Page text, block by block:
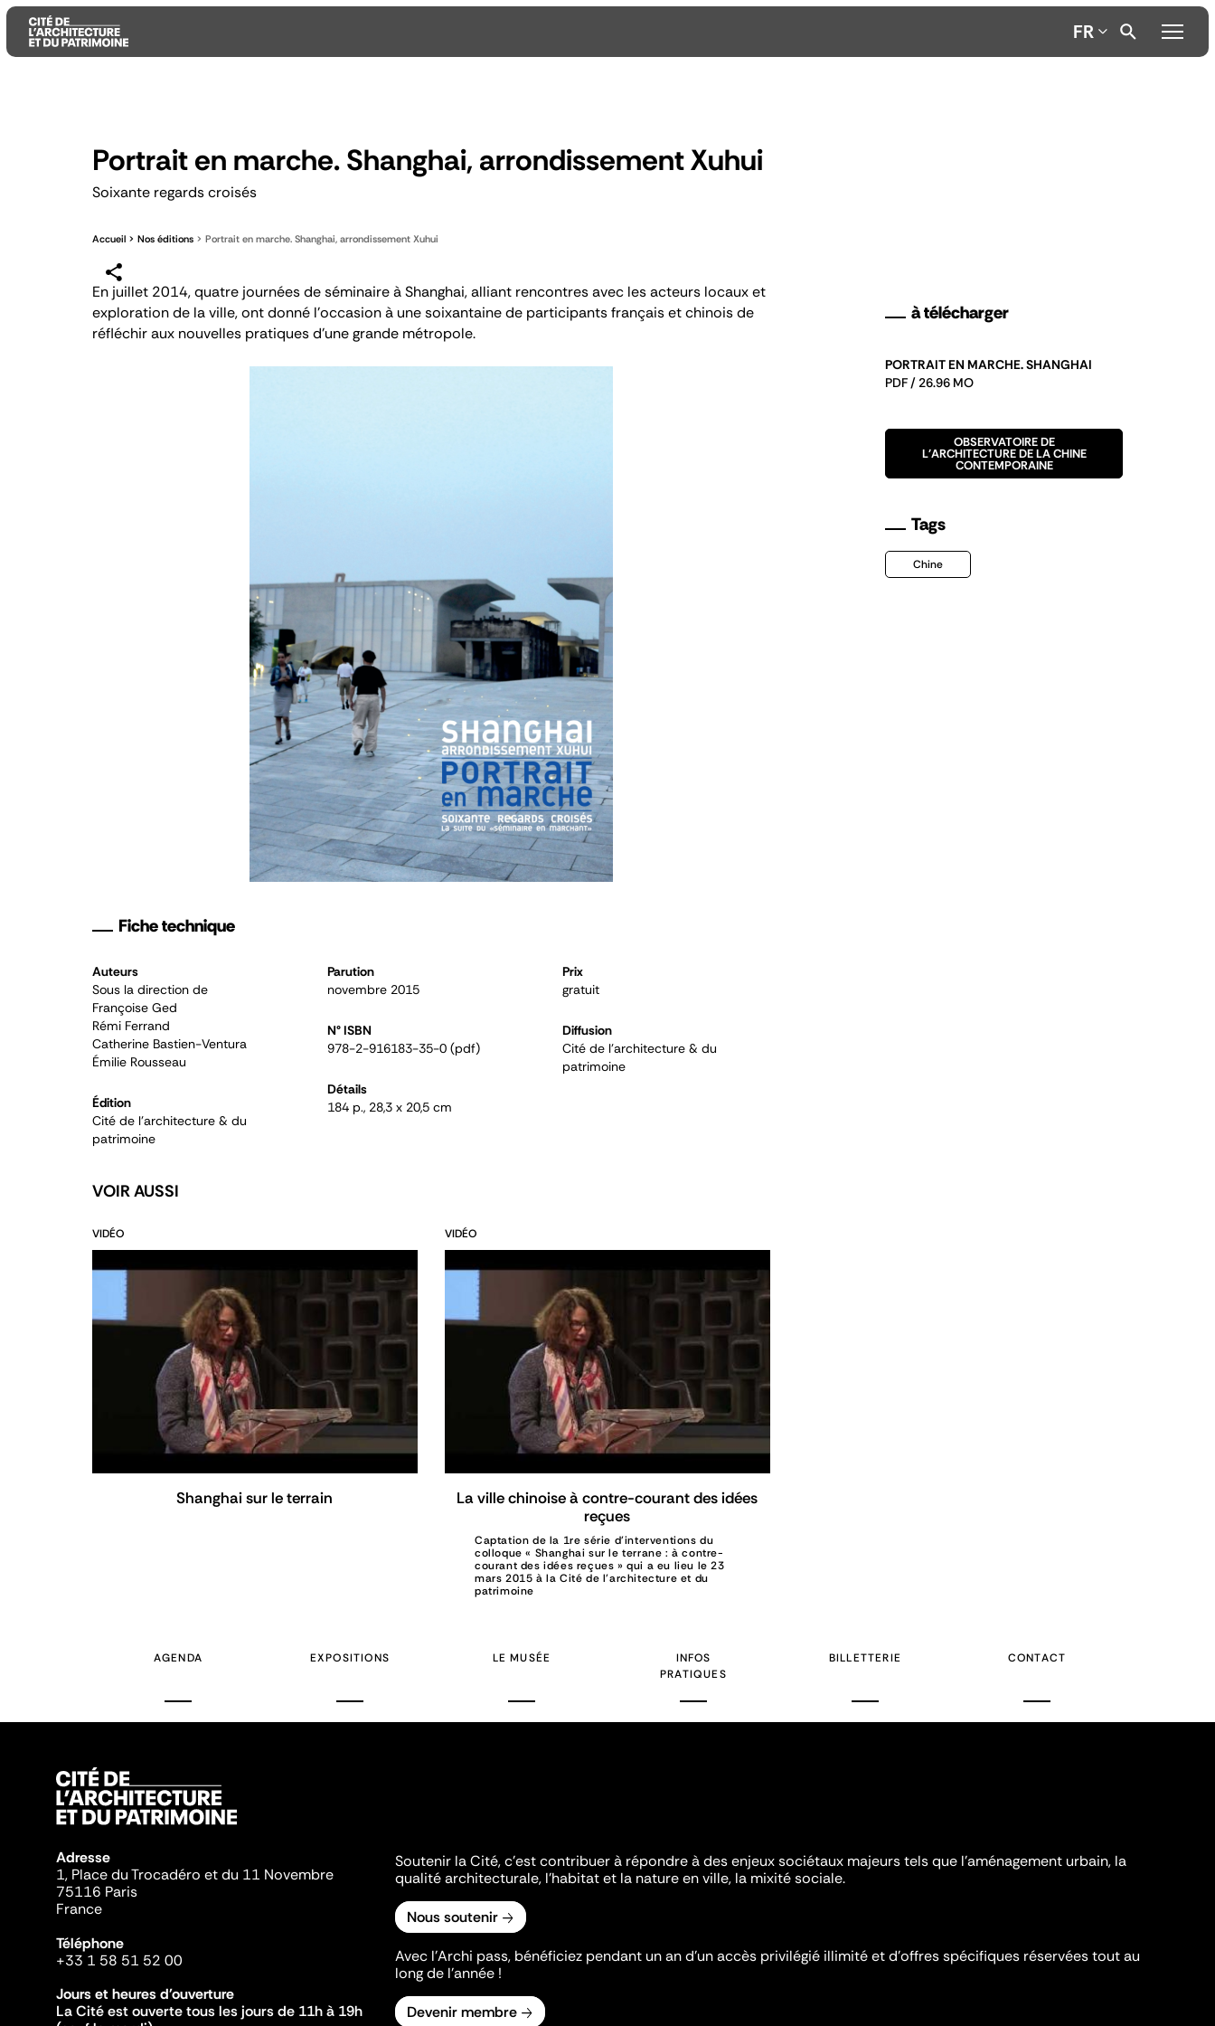
FR
Portrait en marche. Shanghai, arrondissement Xuhui
Soixante regards croisés
Accueil Nos éditions Portrait en marche. Shanghai, arrondissement Xuhui
En juillet 2014, quatre journées de séminaire à Shanghai, alliant rencontres avec les acteurs locaux et
exploration de la ville, ont donné l'occasion à une soixantaine de participants français et chinois de
réfléchir aux nouvelles pratiques d'une grande métropole.
Fiche technique
Auteurs
Sous la direction de
Françoise Ged
Rémi Ferrand
Catherine Bastien-Ventura
Émilie Rousseau
Édition
Cité de l'architecture & du
patrimoine
Parution
novembre 2015
N° ISBN
978-2-916183-35-0 (pdf)
Détails
184 p., 28,3 x 20,5 cm
Prix
gratuit
Diffusion
Cité de l'architecture & du
patrimoine
à télécharger
PORTRAIT EN MARCHE. SHANGHAI
PDF / 26.96 MO
OBSERVATOIRE DE
L'ARCHITECTURE DE LA CHINE
CONTEMPORAINE
Tags
Chine
VOIR AUSSI
VIDÉO
Shanghai sur le terrain
VIDÉO
La ville chinoise à contre-courant des idées
reçues
Captation de la 1re série d'interventions du
colloque « Shanghai sur le terrane : à contre-
courant des idées reçues » qui a eu lieu le 23
mars 2015 à la Cité de l'architecture et du
patrimoine
AGENDA EXPOSITIONS LE MUSÉE
INFOS
PRATIQUES
BILLETTERIE CONTACT
Adresse
1, Place du Trocadéro et du 11 Novembre
75116 Paris
France
Téléphone
+33 1 58 51 52 00
Jours et heures d'ouverture
La Cité est ouverte tous les jours de 11h à 19h
Soutenir la Cité, c'est contribuer à répondre à des enjeux sociétaux majeurs tels que l'aménagement urbain, la
qualité architecturale, l'habitat et la nature en ville, la mixité sociale.
Nous soutenir
Avec l’Archi pass, bénéficiez pendant un an d’un accès privilégié illimité et d’offres spécifiques réservées tout au
long de l’année !
Devenir membre